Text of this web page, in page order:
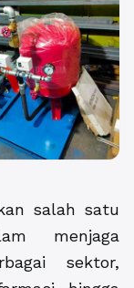
salah satu
menjaga
sektor,